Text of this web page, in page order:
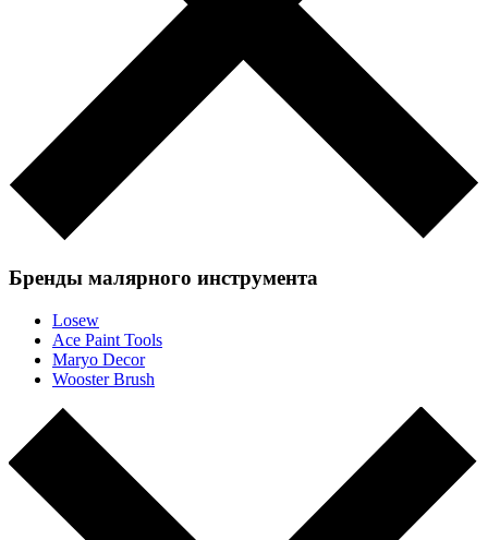
Бренды малярного инструмента
Losew
Ace Paint Tools
Maryo Decor
Wooster Brush